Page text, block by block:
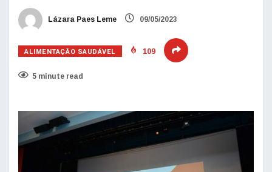
Lázara Paes Leme 09/05/2023
ALIMENTAÇÃO SAUDÁVEL 109
5 minute read